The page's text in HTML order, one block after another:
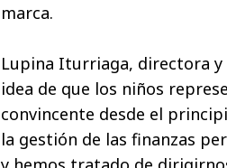
marca.
Lupina Iturriaga, directora
idea de que los niños
convincente desde el
la gestión de las finanzas